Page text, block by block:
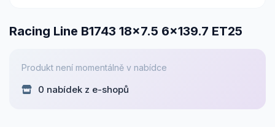
Racing Line B1743 18x7.5 6x139.7 ET25
Produkt není momentálně v nabídce
0 nabídek z e-shopů